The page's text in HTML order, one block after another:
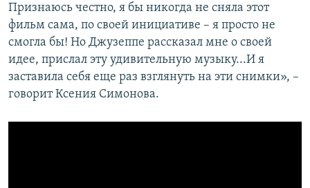
Признаюсь честно, я бы никогда не сняла этот
фильм сама, по своей инициативе – я просто не
смогла бы! Но Джузеппе рассказал мне о своей
идее, прислал эту удивительную музыку...И я
заставила себя еще раз взглянуть на эти снимки», –
говорит Ксения Симонова.